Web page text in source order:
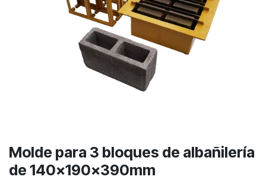
Molde para 3 bloques de albañilería
de 140x190x390mm